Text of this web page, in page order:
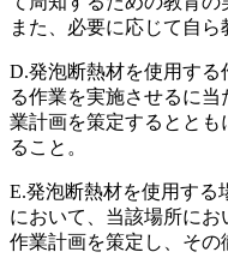
また、必要に応じて自ら
D.発泡断熱材を使用す
る作業を実施させるに
業計画を策定するとと
ること。
E.発泡断熱材を使用する
において、当該場所に
作業計画を策定し、その